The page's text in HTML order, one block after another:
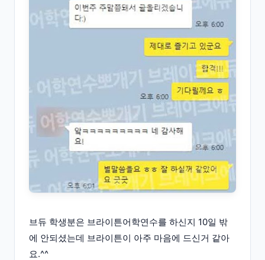
브듀 학생분은 브라이튼어학연수를 하신지 10일 밖
에 안되셨는데 브라이튼이 아주 마음에 드신거 같아
요.^^